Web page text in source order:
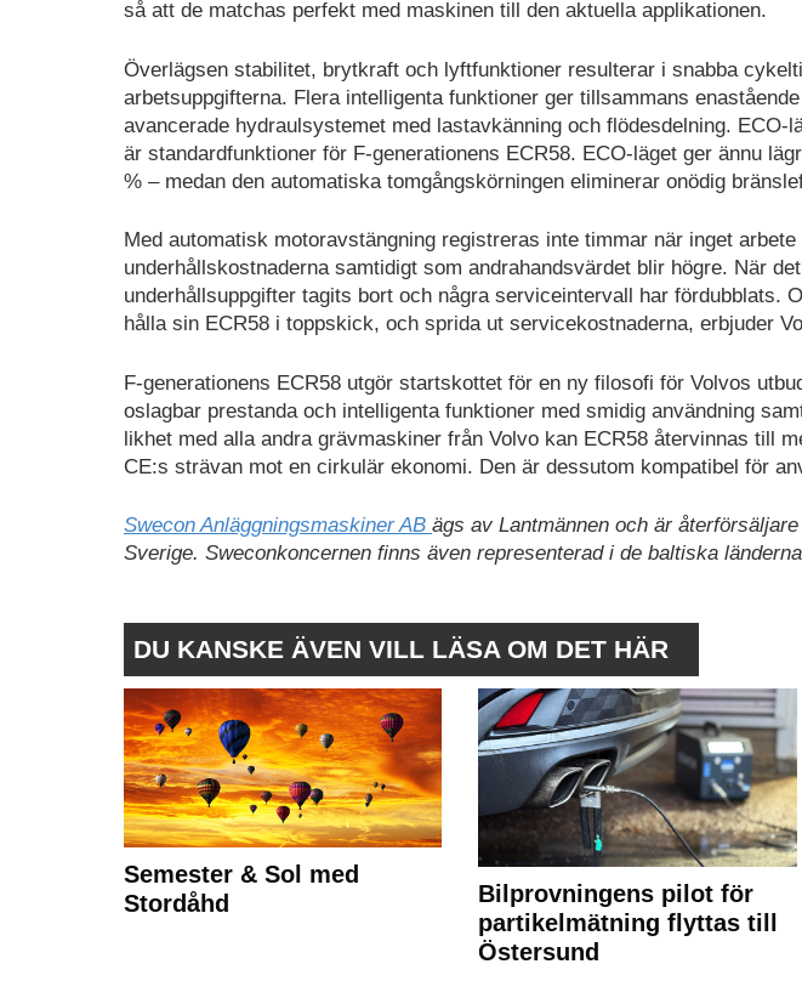
så att de matchas perfekt med maskinen till den aktuella applikationen.
Överlägsen stabilitet, brytkraft och lyftfunktioner resulterar i snabba
arbetsuppgifterna. Flera intelligenta funktioner ger tillsammans
avancerade hydraulsystemet med lastavkänning och flödesdelning. ECO-
är standardfunktioner för F-generationens ECR58. ECO-läget ger ännu
% – medan den automatiska tomgångskörningen eliminerar onödig
Med automatisk motoravstängning registreras inte timmar när inget
underhållskostnaderna samtidigt som andrahandsvärdet blir högre. När
underhållsuppgifter tagits bort och några serviceintervall har fördubblats.
hålla sin ECR58 i toppskick, och sprida ut servicekostnaderna, erbjuder
F-generationens ECR58 utgör startskottet för en ny filosofi för Volvos
oslagbar prestanda och intelligenta funktioner med smidig användning
likhet med alla andra grävmaskiner från Volvo kan ECR58 återvinnas till
CE:s strävan mot en cirkulär ekonomi. Den är dessutom kompatibel för
Swecon Anläggningsmaskiner AB ägs av Lantmännen och är
Sverige. Sweconkoncernen finns även representerad i de baltiska
DU KANSKE ÄVEN VILL LÄSA OM DET HÄR
Semester & Sol med
Stordåhd
Bilprovningens pilot för
partikelmätning flyttas till
Östersund